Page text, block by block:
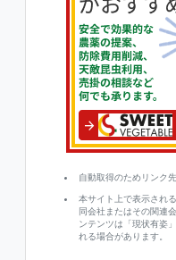
自動取得のためリンク
本サイト上で表示され
同会社またはその関連
ンテンツは「現状有姿
れる場合があります。